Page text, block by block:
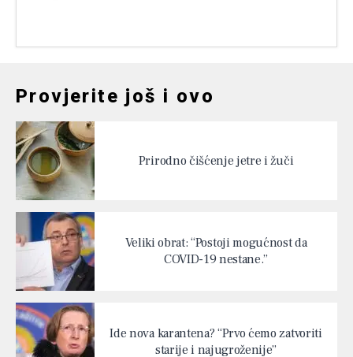
Provjerite još i ovo
Prirodno čišćenje jetre i žuči
Veliki obrat: “Postoji mogućnost da
COVID-19 nestane.”
Ide nova karantena? “Prvo ćemo zatvoriti
starije i najugroženije”